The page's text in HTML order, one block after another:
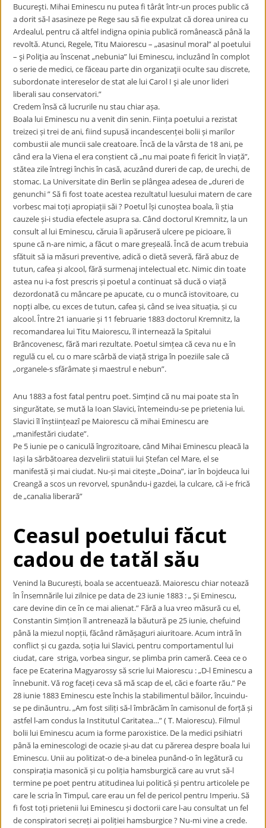
Bucureşti. Mihai Eminescu nu putea fi târât într-un proces public că
a dorit să-l asasineze pe Rege sau să fie expulzat că dorea unirea cu
Ardealul, pentru că altfel indigna opinia publică românească până la
revoltă. Atunci, Regele, Titu Maiorescu – „asasinul moral” al poetului
– şi Poliţia au înscenat „nebunia” lui Eminescu, incluzând în complot
o serie de medici, ce făceau parte din organizaţii oculte sau discrete,
subordonate intereselor de stat ale lui Carol I şi ale unor lideri
liberali sau conservatori.”
Credem însă că lucrurile nu stau chiar așa.
Boala lui Eminescu nu a venit din senin. Ființa poetului a rezistat
treizeci și trei de ani, fiind supusă incandescenței bolii și marilor
combustii ale muncii sale creatoare. Încă de la vârsta de 18 ani, pe
când era la Viena el era conștient că „nu mai poate fi fericit în viață”,
stătea zile întregi închis în casă, acuzând dureri de cap, de urechi, de
stomac. La Universitate din Berlin se plângea adesea de „dureri de
genunchi ” Să fi fost toate acestea rezultatul luesului matern de care
vorbesc mai toți apropiații săi ? Poetul își cunoștea boala, îi știa
cauzele și-i studia efectele asupra sa. Când doctorul Kremnitz, la un
consult al lui Eminescu, căruia îi apăruseră ulcere pe picioare, îi
spune că n-are nimic, a făcut o mare greșeală. Încă de acum trebuia
sfătuit să ia măsuri preventive, adică o dietă severă, fără abuz de
tutun, cafea și alcool, fără surmenaj intelectual etc. Nimic din toate
astea nu i-a fost prescris și poetul a continuat să ducă o viață
dezordonată cu mâncare pe apucate, cu o muncă istovitoare, cu
nopți albe, cu exces de tutun, cafea și, când se ivea situația, și cu
alcool. Între 21 ianuarie și 11 februarie 1883 doctorul Kremnitz, la
recomandarea lui Titu Maiorescu, îl internează la Spitalui
Brâncovenesc, fără mari rezultate. Poetul simțea că ceva nu e în
regulă cu el, cu o mare scârbă de viață striga în poeziile sale că
„organele-s sfărâmate și maestrul e nebun”.
Anu 1883 a fost fatal pentru poet. Simțind că nu mai poate sta în
singurătate, se mută la Ioan Slavici, întemeindu-se pe prietenia lui.
Slavici îl înștiințeazî pe Maiorescu că mihai Eminescu are
„manifestări ciudate”.
Pe 5 iunie pe o caniculă îngrozitoare, când Mihai Eminescu pleacă la
Iași la sărbătoarea dezvelirii statuii lui Ștefan cel Mare, el se
manifestă și mai ciudat. Nu-și mai citește „Doina”, iar în bojdeuca lui
Creangă a scos un revorvel, spunându-i gazdei, la culcare, că i-e frică
de „canalia liberară”
Ceasul poetului făcut
cadou de tatăl său
Venind la București, boala se accentuează. Maiorescu chiar notează
în Însemnările lui zilnice pe data de 23 iunie 1883 : „ Și Eminescu,
care devine din ce în ce mai alienat.” Fără a lua vreo măsură cu el,
Constantin Simțion îl antrenează la băutură pe 25 iunie, chefuind
până la miezul nopții, făcând rămășaguri aiuritoare. Acum intră în
conflict și cu gazda, soția lui Slavici, pentru comportamentul lui
ciudat, care striga, vorbea singur, se plimba prin cameră. Ceea ce o
face pe Ecaterina Magyarossy să scrie lui Maiorescu : „D-l Eminescu a
înnebunit. Vă rog faceți ceva să mă scap de el, căci e foarte rău.” Pe
28 iunie 1883 Eminescu este închis la stabilimentul băilor, încuindu-
se pe dinăuntru. „Am fost siliți să-l îmbrăcăm în camisonul de forță și
astfel l-am condus la Institutul Caritatea…” ( T. Maiorescu). Filmul
bolii lui Eminescu acum ia forme paroxistice. De la medici psihiatri
până la eminescologi de ocazie și-au dat cu părerea despre boala lui
Eminescu. Unii au politizat-o de-a binelea punând-o în legătură cu
conspirația masonică și cu poliția hamsburgică care au vrut să-l
termine pe poet pentru atitudinea lui politică și pentru articolele pe
care le scria în Timpul, care erau un fel de pericol pentru Imperiu. Să
fi fost toți prietenii lui Eminescu și doctorii care l-au consultat un fel
de conspiratori secreți ai poliției hamsburgice ? Nu-mi vine a crede.